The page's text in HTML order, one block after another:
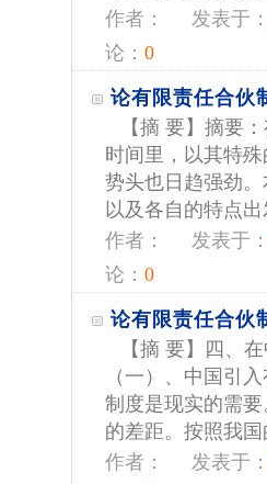
作者：
发表于：
论： 0
论有限责任合伙
【摘 要】摘要
时间里，以其特
势头也日趋强劲
以及各自的特点
作者：
发表于：
论： 0
论有限责任合伙
【摘 要】四、
（一）、中国引
制度是现实的需
的差距。按照我
作者：
发表于：